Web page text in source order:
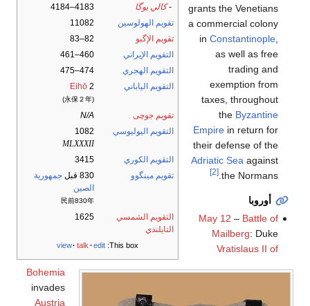
-كالي يوگا
4183–4184
تقويم الهولوسين
11082
تقويم الإگبو
82–83
التقويم الإيراني
460–461
التقويم الهجري
474–475
التقويم الياباني
Eihō 2
(永保２年)
تقويم جوچى
N/A
التقويم اليوليوسي
1082
MLXXXII
التقويم الكوري
3415
تقويم مينگوو
830 قبل
جمهورية
الصين
民前830年
التقويم الشمسي
التايلندي
1625
This box:
view talk edit
grants the Venetians
a commercial colony
in Constantinople,
as well as free
trading and
exemption from
taxes, throughout
the Byzantine
Empirein return for
their defense of the
Adriatic Seaagainst
the Normans.
[2]
أوروبا
May 12 – Battle of
Mailberg: Duke
Vratislaus II of
Bohemia
invades
Austria